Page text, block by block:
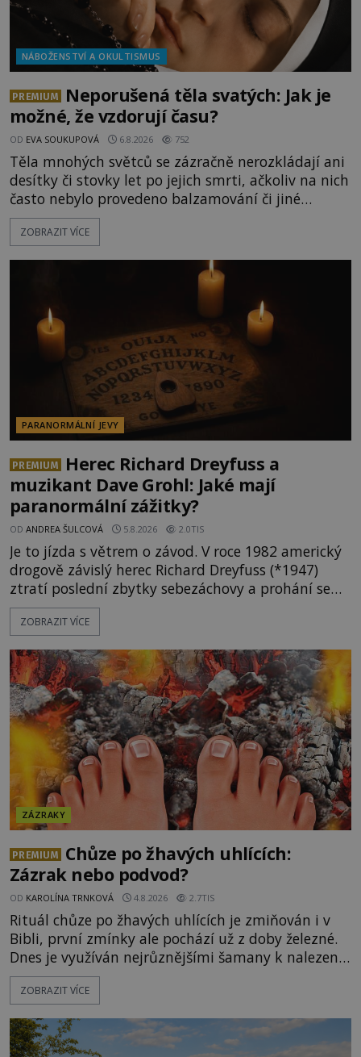
NÁBOŽENSTVÍ A OKULTISMUS
PREMIUM
Neporušená těla svatých: Jak je
možné, že vzdorují času?
OD EVA SOUKUPOVÁ 6.8.2026 752
Těla mnohých světců se zázračně nerozkládají ani
desítky či stovky let po jejich smrti, ačkoliv na nich
často nebylo provedeno balzamování či jiné
pokusy o konzervaci. Neporušené ostatky bývají
považovány za důkaz svatosti zemřelých. Jaké
ZOBRAZIT VÍCE
PARANORMÁLNÍ JEVY
PREMIUM
Herec Richard Dreyfuss a
muzikant Dave Grohl: Jaké mají
paranormální zážitky?
OD ANDREA ŠULCOVÁ 5.8.2026 2.0TIS
Je to jízda s větrem o závod. V roce 1982 americký
drogově závislý herec Richard Dreyfuss (*1947)
ztratí poslední zbytky sebezáchovy a prohání se
po silnicích ve svém mercedesu jako utržený ze
řetězu. Vše vyvrcholí katastrofou, když to Dreyfuss
následně nalezne schovaný kokain. Tímto
momentem se slavnému
ZOBRAZIT VÍCE
ZÁZRAKY
PREMIUM
Chůze po žhavých uhlících:
Zázrak nebo podvod?
OD KAROLÍNA TRNKOVÁ 4.8.2026 2.7TIS
Rituál chůze po žhavých uhlících je zmiňován i v
Bibli, první zmínky ale pochází už z doby železné.
Dnes je využíván nejrůznějšími šamany k nalezení
spirituální síly či vnitřního klidu. Jak funguje a proč
si při něm člověk nepopálí nohy, což bylo
nadpřirozeného? Histori
ZOBRAZIT VÍCE